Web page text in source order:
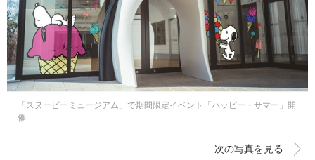
「スヌーピーミュージアム」で期間限定イベント「ハッピー・サマー」開
催
次の写真を見る